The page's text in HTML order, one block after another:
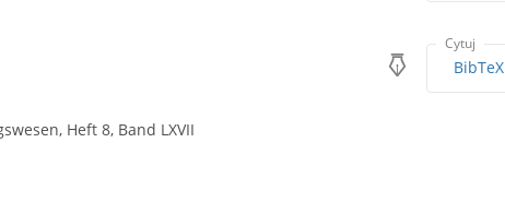
Cytuj
BibTeX
Heft 8, Band LXVII